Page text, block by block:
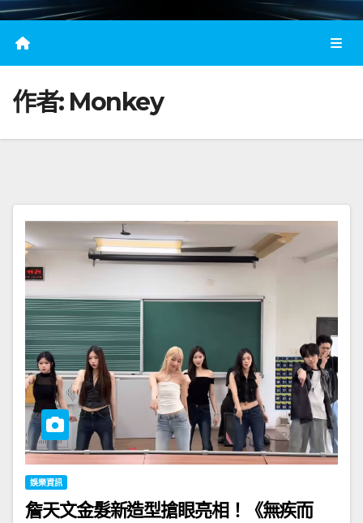
作者: Monkey
娛樂資訊
詹天文金髮新造型搶眼亮相！《無疾而